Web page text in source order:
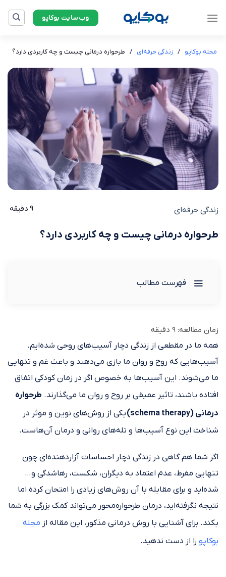
وب‌سایت بوکاپو
مجله بوکاپو / زندگی حرفه‌ای / طرحواره درمانی چیست و چه کاربردی دارد؟
زندگی حرفه‌ای 9 دقیقه
طرحواره درمانی چیست و چه کاربردی دارد؟
فهرست مطالب
زمان مطالعه: 9 دقیقه
همه ما در مقطعی از زندگی دچار آسیب‌های روحی شده‌ایم.
آسیب‌هایی که روح و روان ما بازی می‌دهند و باعث غم و تنهایی
ما می‌شوند. این آسیب‌ها به خصوص اگر در زمان کودکی اتفاق
افتاده باشند، تاثیر عمیقی بر روح و روان ما می‌گذارند. طرحواره
درمانی (schema therapy)
یکی از روش‌های نوین و موثر در
شناخت این نوع آسیب‌ها و تله‌های روانی و درمان آن‌هاست.
اگر شما هم گاهی در زندگی دچار احساسات آزاردهنده‌ای چون
تنهایی مفرط، عدم اعتماد به دیگران، شکست، رهاشدگی و…
شده‌اید و برای مقابله با آن روش‌های زیادی را امتحان کرده اما
نتیجه نگرفته‌اید، درمان طرحواره‌محور می‌تواند کمک بزرگی به شما
بکند. برای آشنایی با روش درمانی مذکور، این مقاله از مجله
بوکاپو را از دست ندهید.